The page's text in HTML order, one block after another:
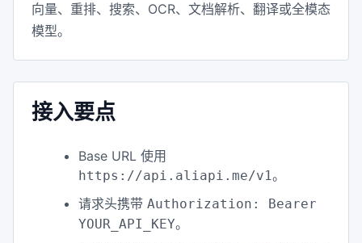
向量、重排、搜索、OCR、文档解析、翻译或全模态
模型。
接入要点
Base URL 使用
https://api.aliapi.me/v1。
请求头携带 Authorization: Bearer
YOUR_API_KEY。